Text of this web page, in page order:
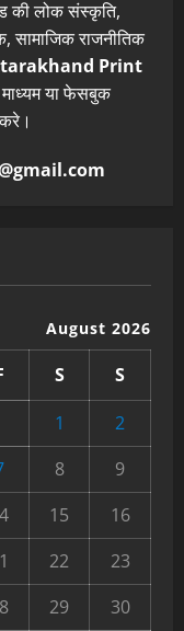
की लोक संस्कृति,
सामाजिक राजनीतिक
Print
या फेसबुक
August 2026
S
S
1
2
8
9
15
16
22
23
29 30